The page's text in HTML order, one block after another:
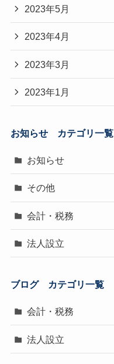
2023年5月
2023年4月
2023年3月
2023年1月
お知らせ カテゴリ一覧
お知らせ
その他
会計・税務
法人設立
ブログ カテゴリ一覧
会計・税務
法人設立